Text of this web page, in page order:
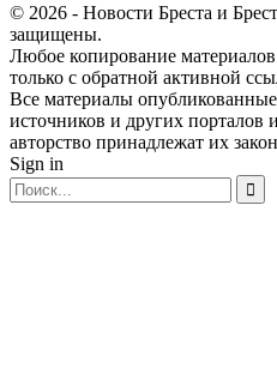
© 2026 - Новости Бреста и
защищены.
Любое копирование материалов
только с обратной активной
Все материалы
источников и других порталов
авторство принадлежат их
Sign in